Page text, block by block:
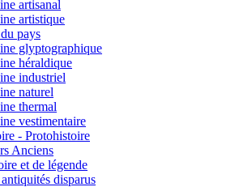
artisanal
artistique
pays
glyptographique
héraldique
industriel
naturel
thermal
vestimentaire
- Protohistoire
Anciens
et de légende
disparus